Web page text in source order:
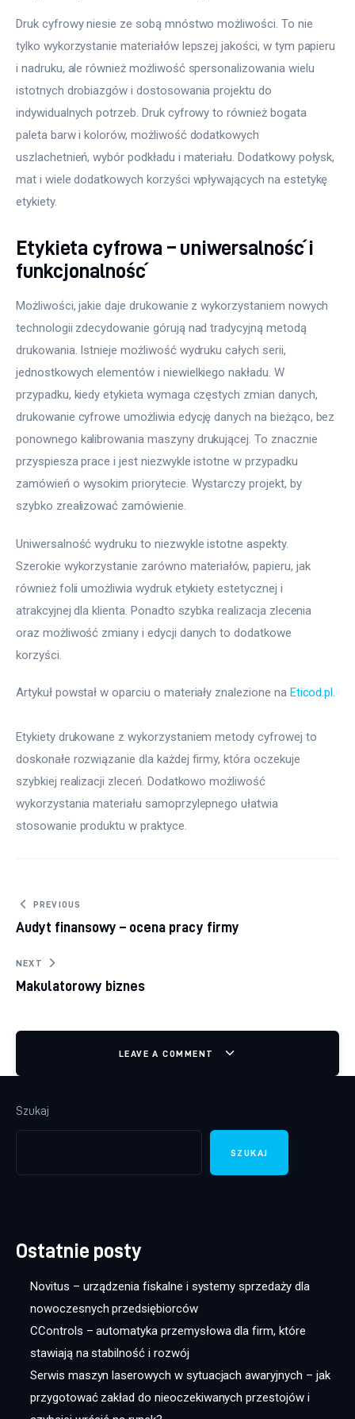
Druk cyfrowy niesie ze sobą mnóstwo możliwości. To nie
tylko wykorzystanie materiałów lepszej jakości, w tym papieru
i nadruku, ale również możliwość spersonalizowania wielu
istotnych drobiazgów i dostosowania projektu do
indywidualnych potrzeb. Druk cyfrowy to również bogata
paleta barw i kolorów, możliwość dodatkowych
uszlachetnień, wybór podkładu i materiału. Dodatkowy połysk,
mat i wiele dodatkowych korzyści wpływających na estetykę
etykiety.
Etykieta cyfrowa – uniwersalność i
funkcjonalność
Możliwości, jakie daje drukowanie z wykorzystaniem nowych
technologii zdecydowanie górują nad tradycyjną metodą
drukowania. Istnieje możliwość wydruku całych serii,
jednostkowych elementów i niewielkiego nakładu. W
przypadku, kiedy etykieta wymaga częstych zmian danych,
drukowanie cyfrowe umożliwia edycję danych na bieżąco, bez
ponownego kalibrowania maszyny drukującej. To znacznie
przyspiesza prace i jest niezwykle istotne w przypadku
zamówień o wysokim priorytecie. Wystarczy projekt, by
szybko zrealizować zamówienie.
Uniwersalność wydruku to niezwykle istotne aspekty.
Szerokie wykorzystanie zarówno materiałów, papieru, jak
również folii umożliwia wydruk etykiety estetycznej i
atrakcyjnej dla klienta. Ponadto szybka realizacja zlecenia
oraz możliwość zmiany i edycji danych to dodatkowe
korzyści.
Artykuł powstał w oparciu o materiały znalezione na Eticod.pl .
Etykiety drukowane z wykorzystaniem metody cyfrowej to
doskonałe rozwiązanie dla każdej firmy, która oczekuje
szybkiej realizacji zleceń. Dodatkowo możliwość
wykorzystania materiału samoprzylepnego ułatwia
stosowanie produktu w praktyce.
Nawigacja wpisu
PREVIOUS
Audyt finansowy – ocena pracy firmy
NEXT
Makulatorowy biznes
LEAVE A COMMENT
Szukaj
SZUKAJ
Ostatnie posty
Novitus – urządzenia fiskalne i systemy sprzedaży dla
nowoczesnych przedsiębiorców
CControls – automatyka przemysłowa dla firm, które
stawiają na stabilność i rozwój
Serwis maszyn laserowych w sytuacjach awaryjnych – jak
przygotować zakład do nieoczekiwanych przestojów i